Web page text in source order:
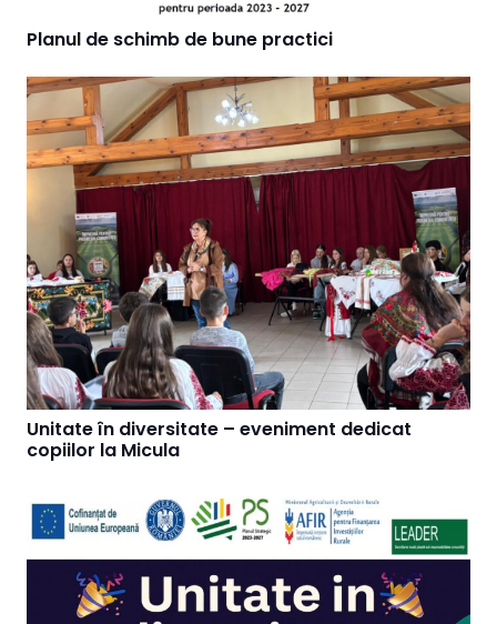
Planul de schimb de bune practici
Unitate în diversitate – eveniment dedicat
copiilor la Micula